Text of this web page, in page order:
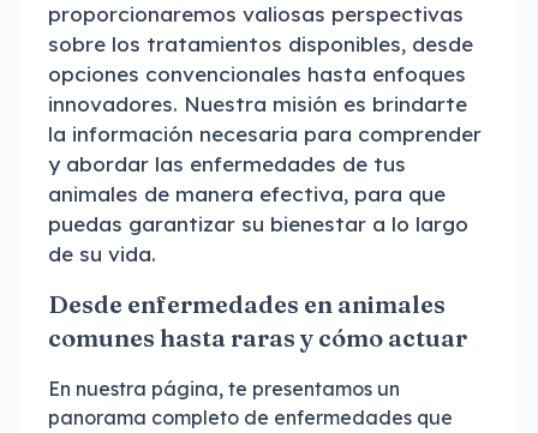
proporcionaremos valiosas perspectivas
sobre los tratamientos disponibles, desde
opciones convencionales hasta enfoques
innovadores. Nuestra misión es brindarte
la información necesaria para comprender
y abordar las enfermedades de tus
animales de manera efectiva, para que
puedas garantizar su bienestar a lo largo
de su vida.
Desde enfermedades en animales
comunes hasta raras y cómo actuar
En nuestra página, te presentamos un
panorama completo de enfermedades que